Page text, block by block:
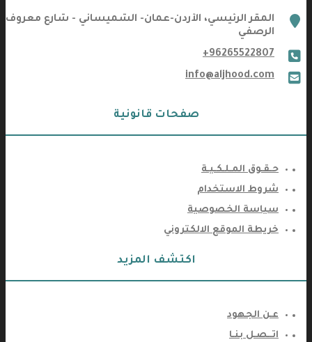
marker
المقر الرئيسي، الأردن-عمان- الشميساني - شارع معروف
الرصفي
phone
+96265522807
email
info@aljhood.com
صفحات قانونية
حـقـوق المـلـكـيـة
شروط الاستخدام
سياسة الخصوصية
خريطة الموقع الالكتروني
اكتشف المزيد
عـن الجهود
اتــصـل بنـا